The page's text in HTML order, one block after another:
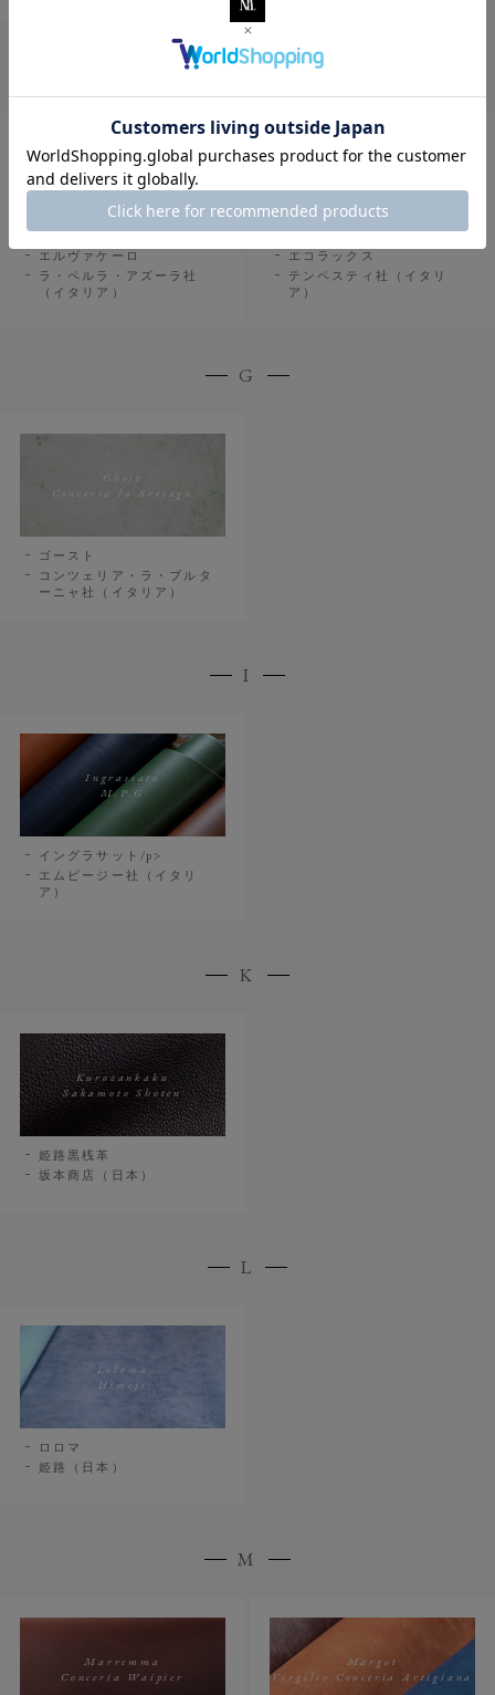
EL Vaquero
La Perla Azzurra
エルヴァケーロ
ラ・ペルラ・アズーラ社
（イタリア）
Tempesti
エコラックス
テンペスティ社（イタリ
ア）
G
Ghost
Conceria la Bretagn
ゴースト
コンツェリア・ラ・ブルタ
ーニャ社（イタリア）
I
Ingrassato
M.P.G
イングラサット/p>
エムピージー社（イタリ
ア）
K
Kurozankaku
Sakamoto Shoten
姫路黒桟革
坂本商店（日本）
L
Loloma
Himeji
ロロマ
姫路（日本）
M
Marremma
Conceria Waipier
Margot
Virgilio Conceria Artigiana